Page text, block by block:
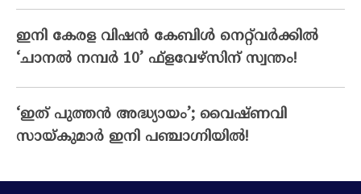
ഇനി കേരള വിഷൻ കേബിൾ നെറ്റ്‌വർക്കിൽ
‘ചാനൽ നമ്പർ 10’ ഫ്‌ളവേഴ്‌സിന് സ്വന്തം!
‘ഇത് പുത്തൻ അദ്ധ്യായം’; വൈഷ്‌ണവി
സായ്‌കുമാർ ഇനി പഞ്ചാഗ്നിയിൽ!